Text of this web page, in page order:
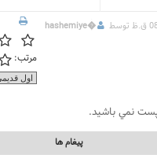
�
hashemiye
مرتب:
نمي باشيد.
پيغام ها